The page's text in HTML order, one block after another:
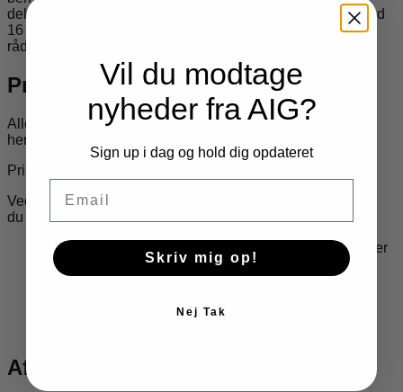
deltagere til Lørdags og Søndags Gymnastik. Er i færre end
16 personer til arrangementet stiller vi et seperat lokale til
rådighed til jer.
Pris og billetbestilling
Alle deltagere skal have billet – både børn og voksne,
herunder forældre.
Pris:
Ved booking skal du bestille billetter til det antal deltagere,
du forventer kommer til fødselsdagen.
Hvis der kommer flere deltagere end forventet, kan der
købes ekstra billetter ved indgangen på dagen.
Hvis der kommer færre deltagere end forventet,
Ønsker du flere billetter end 22, bedes du skrive en
Afbestilling
Vil du modtage
nyheder fra AIG?
Sign up i dag og hold dig opdateret
Skriv mig op!
Nej Tak